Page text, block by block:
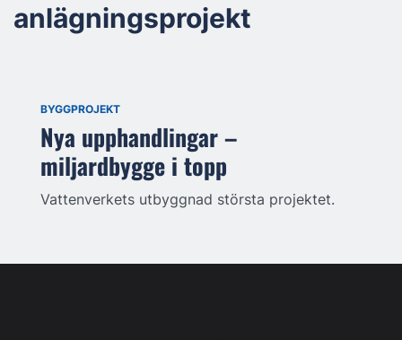
anlägningsprojekt
BYGGPROJEKT
Nya upphandlingar –
miljardbygge i topp
Vattenverkets utbyggnad största projektet.